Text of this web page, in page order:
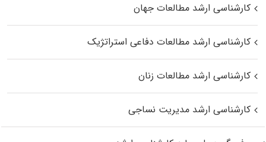
کارشناسی ارشد مطالعات جهان
کارشناسی ارشد مطالعات دفاعی استراتژیک
کارشناسی ارشد مطالعات زنان
کارشناسی ارشد مدیریت نساجی